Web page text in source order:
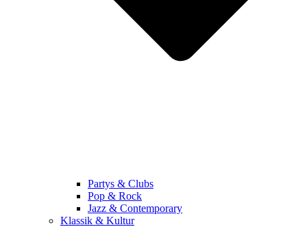
Partys & Clubs
Pop & Rock
Jazz & Contemporary
Klassik & Kultur